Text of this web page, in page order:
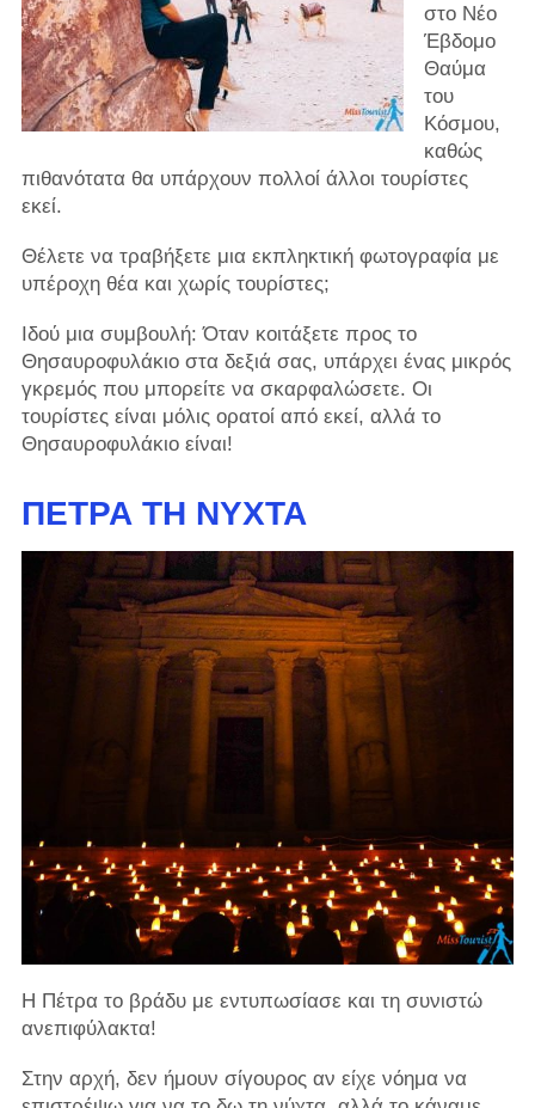
στο Νέο
Έβδομο
Θαύμα
του
Κόσμου,
καθώς
πιθανότατα θα υπάρχουν πολλοί άλλοι τουρίστες
εκεί.
Θέλετε να τραβήξετε μια εκπληκτική φωτογραφία με
υπέροχη θέα και χωρίς τουρίστες;
Ιδού μια συμβουλή: Όταν κοιτάξετε προς το
Θησαυροφυλάκιο στα δεξιά σας, υπάρχει ένας μικρός
γκρεμός που μπορείτε να σκαρφαλώσετε. Οι
τουρίστες είναι μόλις ορατοί από εκεί, αλλά το
Θησαυροφυλάκιο είναι!
ΠΈΤΡΑ ΤΗ ΝΎΧΤΑ
Η Πέτρα το βράδυ με εντυπωσίασε και τη συνιστώ
ανεπιφύλακτα!
Στην αρχή, δεν ήμουν σίγουρος αν είχε νόημα να